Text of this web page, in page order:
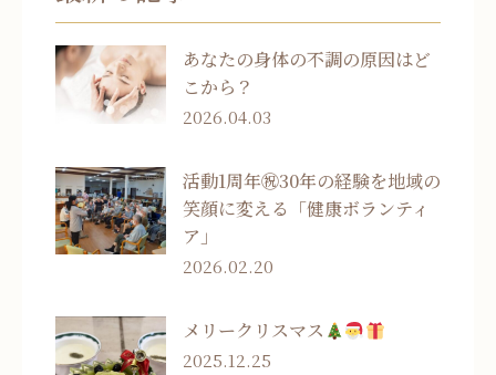
あなたの身体の不調の原因はど
こから？
2026.04.03
活動1周年㊗30年の経験を地域の
笑顔に変える「健康ボランティ
ア」
2026.02.20
メリークリスマス
2025.12.25